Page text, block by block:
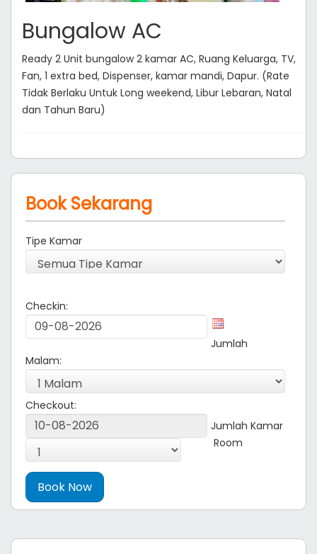
Bungalow AC
Ready 2 Unit bungalow 2 kamar AC, Ruang Keluarga, TV,
Fan, 1 extra bed, Dispenser, kamar mandi, Dapur. (Rate
Tidak Berlaku Untuk Long weekend, Libur Lebaran, Natal
dan Tahun Baru)
Book Sekarang
Tipe Kamar
Checkin:
Jumlah
Malam:
Checkout:
Jumlah Kamar
Room